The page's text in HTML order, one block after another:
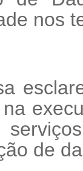
nos
de